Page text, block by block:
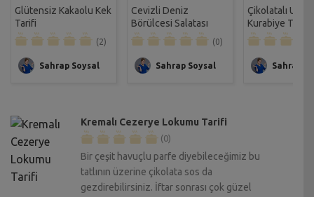
Glütensiz Kakaolu Kek
Tarifi
(2)
Sahrap Soysal
Cevizli Deniz
Börülcesi Salatası
Tarifi
(0)
Sahrap Soysal
Çikolatalı
Kurabiye Tarifi
Sahrap
Kremalı Cezerye Lokumu Tarifi
(0)
Bir çeşit havuçlu parfe diyebileceğimiz bu
tatlının üzerine çikolata sos da
gezdirebilirsiniz. İftar sonrası çok güzel